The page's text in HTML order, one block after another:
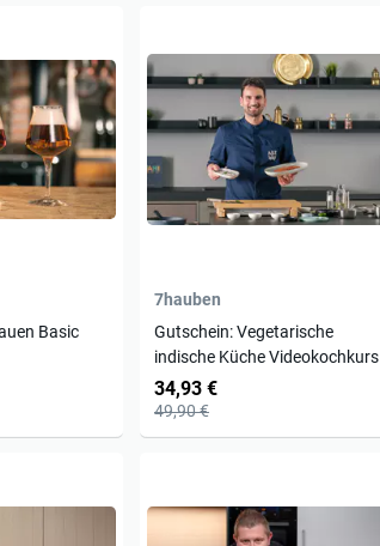
Basic
7hauben
Gutschein: Vegetarische
indische Küche Videokochkurs
34,93 €
49,90 €